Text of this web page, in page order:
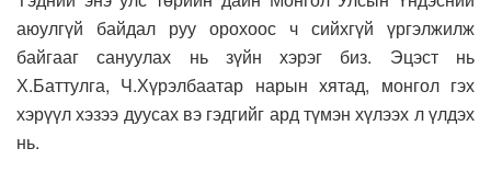
аюулгүй байдал руу орохоос ч сийхгүй үргэлжилж
байгааг сануулах нь зүйн хэрэг биз. Эцэст нь
Х.Баттулга, Ч.Хүрэлбаатар нарын хятад, монгол гэх
хэрүүл хэзээ дуусах вэ гэдгийг ард түмэн хүлээх л үлдэх
нь.